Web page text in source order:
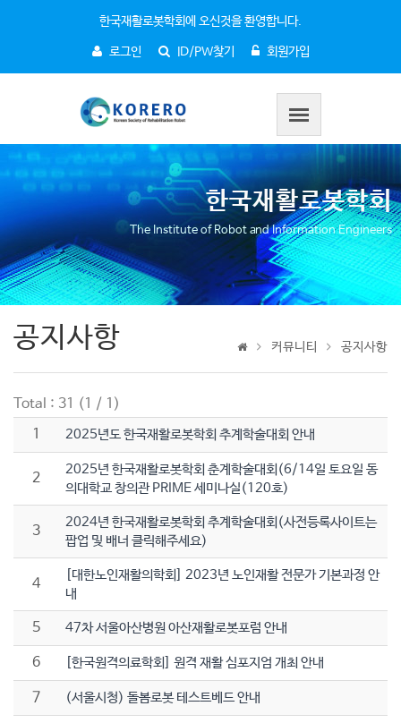
한국재활로봇학회에 오신것을 환영합니다.
로그인 ID/PW찾기 회원가입
한국재활로봇학회
The Institute of Robot and Information Engineers
공지사항 커뮤니티 공지사항
Total : 31 (1 / 1)
1
2025년도 한국재활로봇학회 추계학술대회 안내
2
2025년 한국재활로봇학회 춘계학술대회(6/14일 토요일 동
의대학교 창의관 PRIME 세미나실(120호)
3
2024년 한국재활로봇학회 추계학술대회(사전등록사이트는
팝업 및 배너 클릭해주세요)
4
[대한노인재활의학회] 2023년 노인재활 전문가 기본과정 안
내
5 47차 서울아산병원 아산재활로봇포럼 안내
6 [한국원격의료학회] 원격 재활 심포지엄 개최 안내
7 (서울시청) 돌봄로봇 테스트베드 안내